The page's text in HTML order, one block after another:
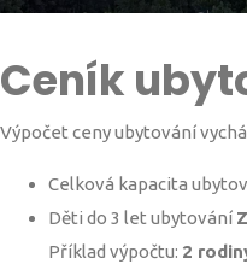
Ceník
Výpočet ceny ubytování
Celková kapacita
Děti do 3 let ubytování
Příklad výpočtu: 2